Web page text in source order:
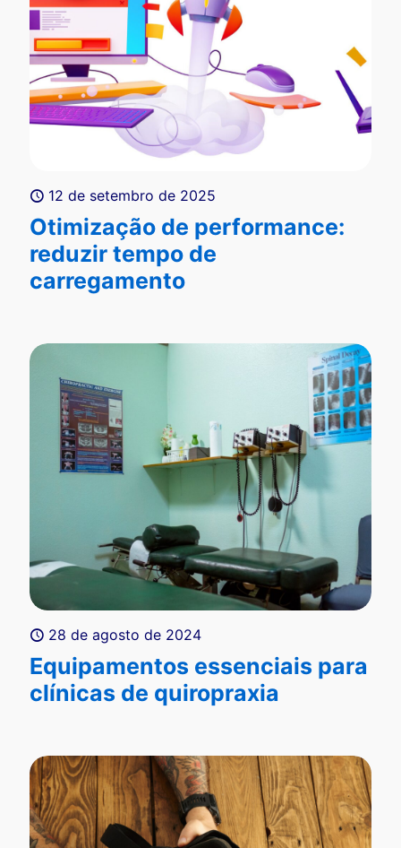
12 de setembro de 2025
Otimização de performance:
reduzir tempo de
carregamento
28 de agosto de 2024
Equipamentos essenciais para
clínicas de quiropraxia